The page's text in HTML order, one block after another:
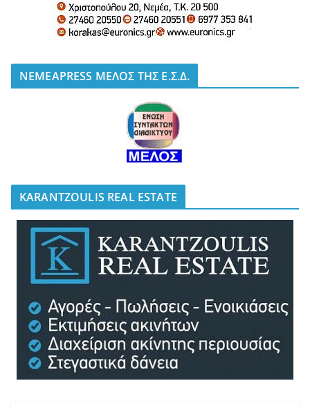
NEMEAPRESS ΜΕΛΟΣ ΤΗΣ Ε.Σ.Δ.
KARANTZOULIS REAL ESTATE